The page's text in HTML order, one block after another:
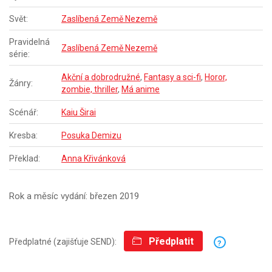
Svět: Zaslíbená Země Nezemě
Pravidelná
série:
Zaslíbená Země Nezemě
Žánry:
Akční a dobrodružné, Fantasy a sci-fi, Horor,
zombie, thriller, Má anime
Scénář: Kaiu Širai
Kresba: Posuka Demizu
Překlad: Anna Křivánková
Rok a měsíc vydání: březen 2019
Předplatné (zajišťuje SEND): Předplatit ?